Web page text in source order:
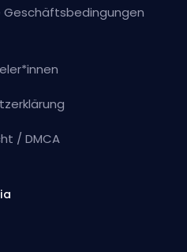
Geschäftsbedingungen
/ DMCA